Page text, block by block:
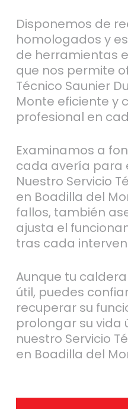
Disponemos de
homologados y
de herramientas
que nos permite
Técnico Saunier
Monte eficiente y
profesional en
Examinamos a
cada avería para
Nuestro Servicio
en Boadilla del
fallos, también
ajusta el
tras cada
Aunque tu
útil, puedes
recuperar su
prolongar su vida
nuestro Servicio
en Boadilla del